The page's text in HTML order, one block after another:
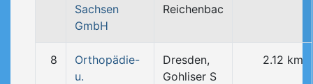
Sachsen
GmbH
Reichenbac
8
Orthopädie-
u.
Dresden,
Gohliser S
2.12 km